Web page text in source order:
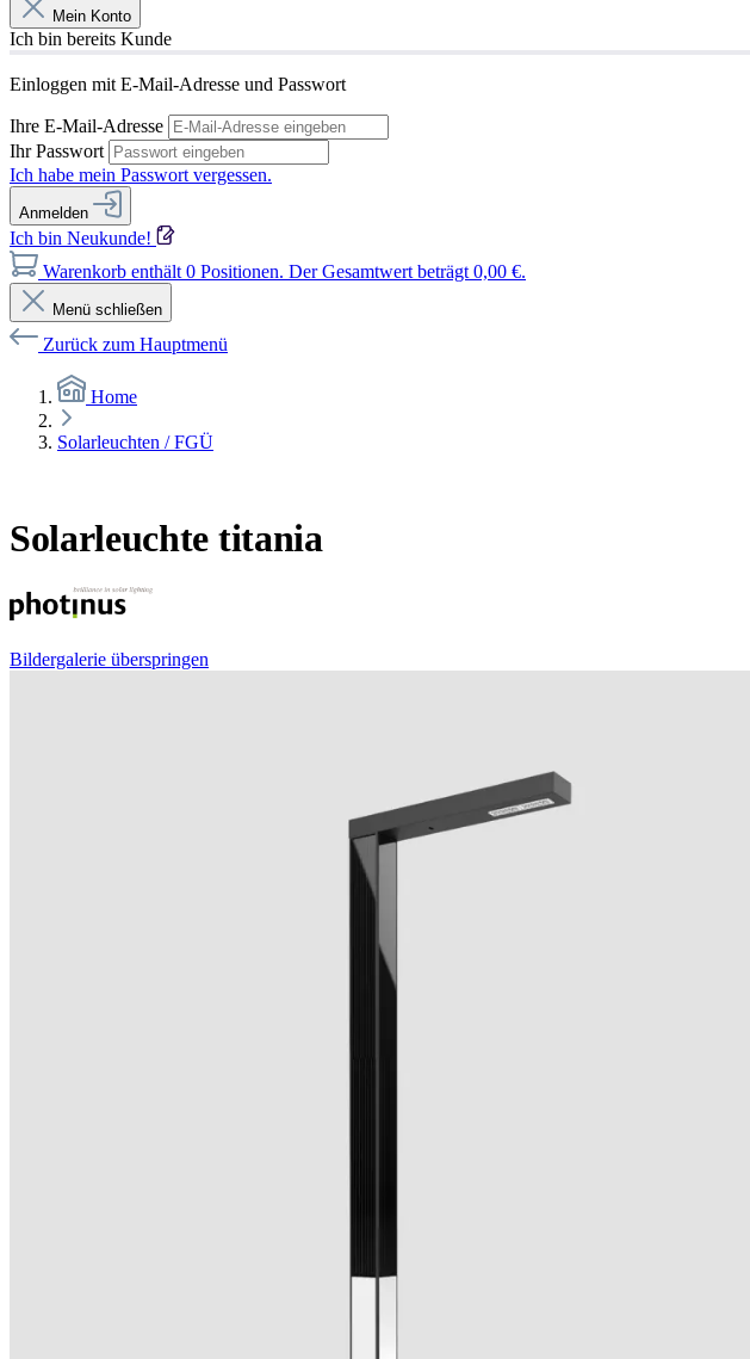
Mein Konto
Ich bin bereits Kunde
Einloggen mit E-Mail-Adresse und Passwort
Ihre E-Mail-Adresse
Ihr Passwort
Ich habe mein Passwort vergessen.
Anmelden
Ich bin Neukunde!
Warenkorb enthält 0 Positionen. Der Gesamtwert beträgt 0,00 €.
Menü schließen
Zurück zum Hauptmenü
Home
Solarleuchten / FGÜ
Solarleuchte titania
Bildergalerie überspringen